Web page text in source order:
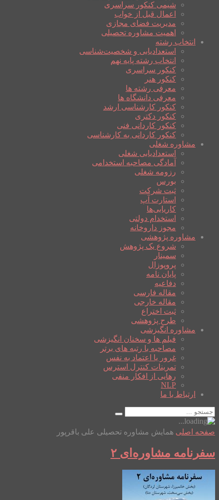
شیمی کنکور سراسری
اعمال قبل از خواب
مدیریت فضای مجازی
اهمیت مشاوره تحصیلی
انتخاب رشته
استعدادیابی و شخصیت‌شناسی
انتخاب رشته پایه نهم
کنکور سراسری
کنکور هنر
معرفی رشته ها
معرفی دانشگاه ها
کنکور کارشناسی ارشد
کنکور دکتری
کنکور کاردانی فنی
کنکور کاردانی به کارشناسی
مشاوره شغلی
استعدادیابی شغلی
آمادگی مصاحبه استخدامی
رزومه شغلی
بورس
ثبت شرکت
استارت آپ
کاریابی‌ها
استخدام دولتی
مجوز داروخانه
مشاوره پژوهشی
شروع یک پژوهش
سمینار
پروپوزال
پایان نامه
دفاعیه
مقاله فارسی
مقاله خارجی
ثبت اختراع
طرح پژوهشی
مشاوره انگیزشی
فیلم ها و سخنان انگیزشی
مصاحبه با رتبه های برتر
غرور یا اعتماد به نفس
تمرینات کنترل استرس
رهایی از افکار منفی
NLP
ارتباط با ما
صفحه اصلی همایش مشاوره تحصیلی علی باقرپور
سفرنامه مشاوره‌ای ۲